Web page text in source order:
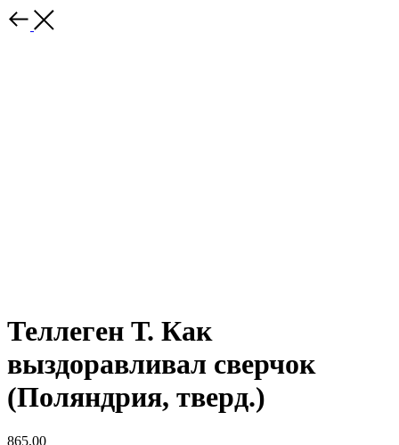
Теллеген Т. Как
выздоравливал сверчок
(Поляндрия, тверд.)
865,00